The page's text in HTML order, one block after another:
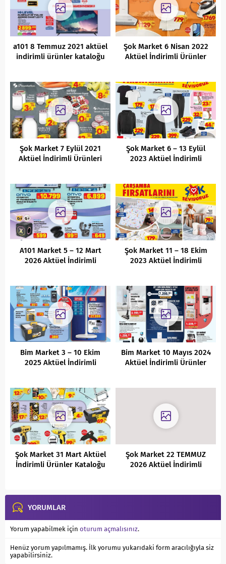
a101 8 Temmuz 2021 aktüel
indirimli ürünler kataloğu
Şok Market 6 Nisan 2022
Aktüel İndirimli Ürünler
Şok Market 7 Eylül 2021
Aktüel İndirimli Ürünleri
Şok Market 6 – 13 Eylül
2023 Aktüel İndirimli
A101 Market 5 – 12 Mart
2026 Aktüel İndirimli
Şok Market 11 – 18 Ekim
2023 Aktüel İndirimli
Bim Market 3 – 10 Ekim
2025 Aktüel İndirimli
Bim Market 10 Mayıs 2024
Aktüel İndirimli Ürünler
Şok Market 31 Mart Aktüel
İndirimli Ürünler Kataloğu
Şok Market 22 TEMMUZ
2026 Aktüel İndirimli
YORUMLAR
Yorum yapabilmek için oturum açmalısınız.
Henüz yorum yapılmamış. İlk yorumu yukarıdaki form aracılığıyla siz
yapabilirsiniz.